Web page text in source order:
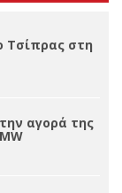
Τσίπρας στη